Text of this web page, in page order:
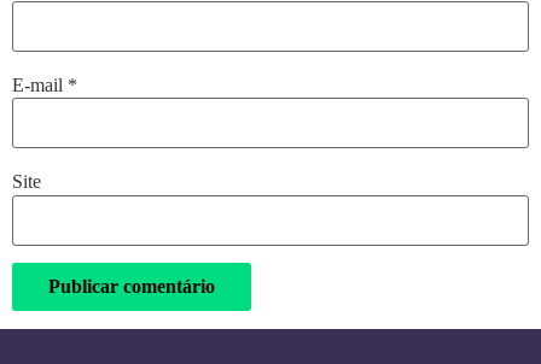
E-mail *
Site